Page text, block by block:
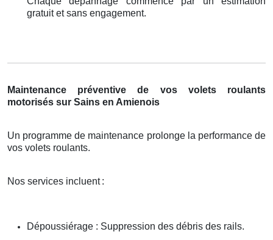
gratuit et sans engagement.
Maintenance préventive de vos volets roulants
motorisés sur Sains en Amienois
Un programme de maintenance prolonge la performance de
vos volets roulants.
Nos services incluent :
Dépoussiérage : Suppression des débris des rails.